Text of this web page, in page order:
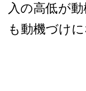
入の高低が
も動機づけに